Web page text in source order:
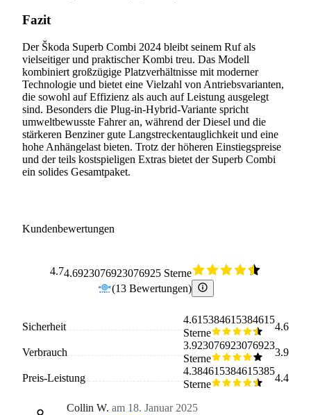
Fazit
Der Škoda Superb Combi 2024 bleibt seinem Ruf als
vielseitiger und praktischer Kombi treu. Das Modell
kombiniert großzügige Platzverhältnisse mit moderner
Technologie und bietet eine Vielzahl von Antriebsvarianten,
die sowohl auf Effizienz als auch auf Leistung ausgelegt
sind. Besonders die Plug-in-Hybrid-Variante spricht
umweltbewusste Fahrer an, während der Diesel und die
stärkeren Benziner gute Langstreckentauglichkeit und eine
hohe Anhängelast bieten. Trotz der höheren Einstiegspreise
und der teils kostspieligen Extras bietet der Superb Combi
ein solides Gesamtpaket.
Kundenbewertungen
4.74.6923076923076925 Sterne
(13 Bewertungen)
Sicherheit
4.615384615384615
Sterne
4.6
Verbrauch
3.923076923076923
Sterne
3.9
Preis-Leistung
4.384615384615385
Sterne
4.4
Collin W. am 18. Januar 2025